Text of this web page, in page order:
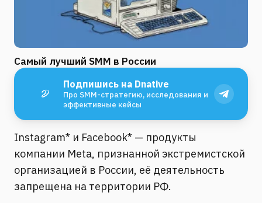
Самый лучший SMM в России
Подпишись на Dnative
Про SMM-стратегию, исследования и
эффективные кейсы
Instagram* и Facebook* — продукты
компании Meta, признанной экстремистской
организацией в России, её деятельность
запрещена на территории РФ.